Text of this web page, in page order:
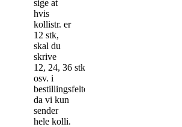
sige at
hvis
kollistr. er
12 stk,
skal du
skrive
12, 24, 36 stk
osv. i
bestillingsfeltet,
da vi kun
sender
hele kolli.